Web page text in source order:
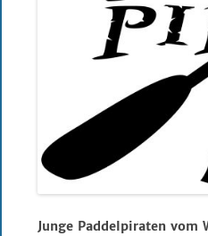
Junge Paddelpiraten vom